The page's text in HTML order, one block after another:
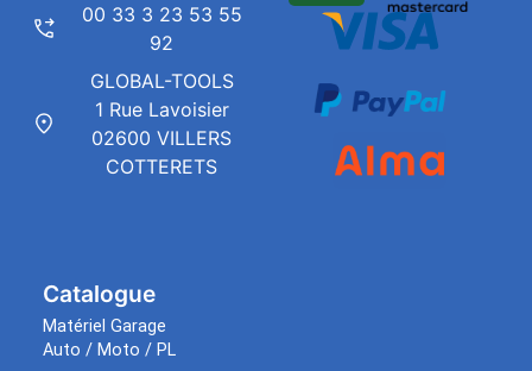
Catalogue
Matériel Garage
Auto / Moto / PL
00 33 3 23 53 55
92
GLOBAL-TOOLS
1 Rue Lavoisier
02600 VILLERS
COTTERETS